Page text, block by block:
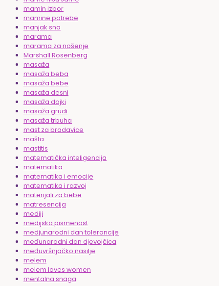
mamin izbor
mamine potrebe
manjak sna
marama
marama za nošenje
Marshall Rosenberg
masaža
masaža beba
masaža bebe
masaža desni
masaža dojki
masaža grudi
masaža trbuha
mast za bradavice
mašta
mastitis
matematička inteligencija
matematika
matematika i emocije
matematika i razvoj
materijali za bebe
matresencija
mediji
medijska pismenost
medjunarodni dan tolerancije
međunarodni dan djevojčica
međuvršnjačko nasilje
melem
melem loves women
mentalna snaga